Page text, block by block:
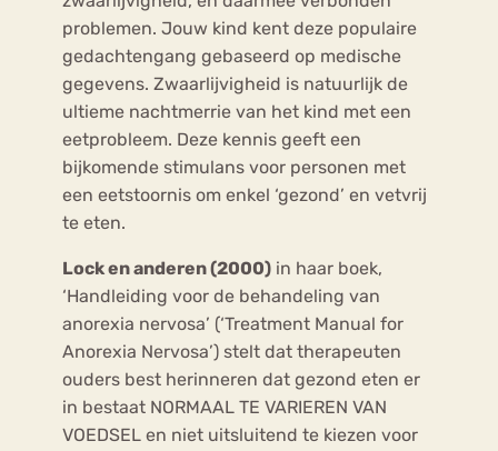
problemen. Jouw kind kent deze populaire
gedachtengang gebaseerd op medische
gegevens. Zwaarlijvigheid is natuurlijk de
ultieme nachtmerrie van het kind met een
eetprobleem. Deze kennis geeft een
bijkomende stimulans voor personen met
een eetstoornis om enkel ‘gezond’ en vetvrij
te eten.
Lock en anderen (2000) in haar boek,
‘Handleiding voor de behandeling van
anorexia nervosa’ (‘Treatment Manual for
Anorexia Nervosa’) stelt dat therapeuten
ouders best herinneren dat gezond eten er
in bestaat NORMAAL TE VARIEREN VAN
VOEDSEL en niet uitsluitend te kiezen voor